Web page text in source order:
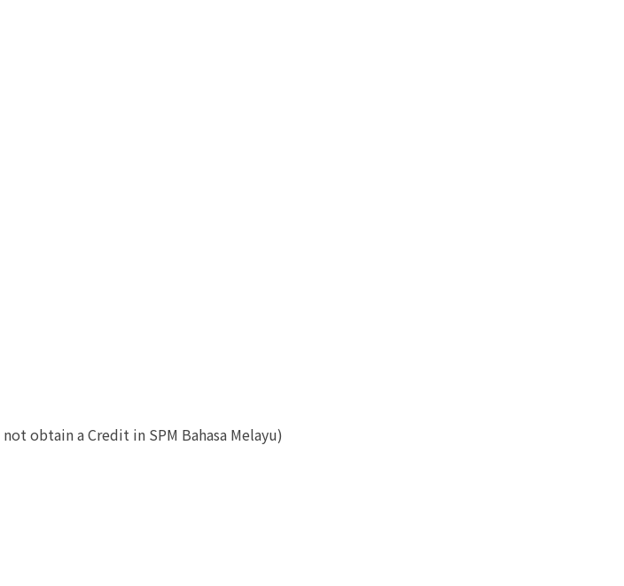
obtain a Credit in SPM Bahasa Melayu)